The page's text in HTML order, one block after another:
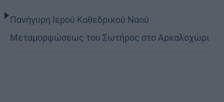
Πανήγυρη Ιερού Καθεδρικού Ναού
Μεταμορφώσεως του Σωτήρος στο Αρκαλοχώρι